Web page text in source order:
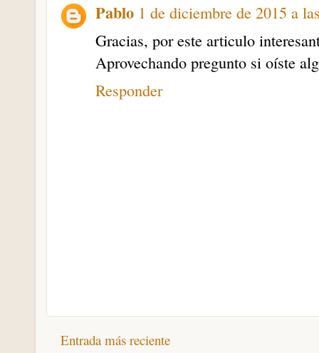
Pablo 1 de diciembre de 2015 a
Gracias, por este articulo
Aprovechando pregunto si oíste
Responder
Entrada más reciente